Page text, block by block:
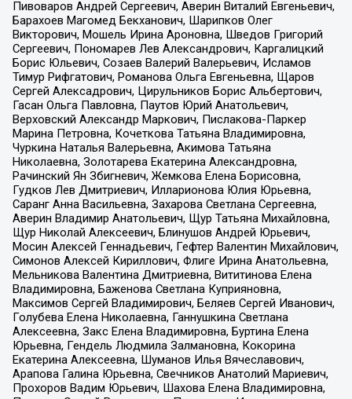
Пивоваров Андрей Сергеевич, Аверин Виталий Евгеньевич,
Барахоев Магомед Бекханович, Шарипков Олег
Викторович, Мошель Ирина Ароновна, Шведов Григорий
Сергеевич, Пономарев Лев Александрович, Каргалицкий
Борис Юльевич, Созаев Валерий Валерьевич, Исламов
Тимур Рифгатович, Романова Ольга Евгеньевна, Щаров
Сергей Алексадрович, Цирульников Борис Альбертович,
Гасан Ольга Павловна, Паутов Юрий Анатольевич,
Верховский Александр Маркович, Пислакова-Паркер
Марина Петровна, Кочеткова Татьяна Владимировна,
Чуркина Наталья Валерьевна, Акимова Татьяна
Николаевна, Золотарева Екатерина Александровна,
Рачинский Ян Збигневич, Жемкова Елена Борисовна,
Гудков Лев Дмитриевич, Илларионова Юлия Юрьевна,
Саранг Анна Васильевна, Захарова Светлана Сергеевна,
Аверин Владимир Анатольевич, Щур Татьяна Михайловна,
Щур Николай Алексеевич, Блинушов Андрей Юрьевич,
Мосин Алексей Геннадьевич, Гефтер Валентин Михайлович,
Симонов Алексей Кириллович, Флиге Ирина Анатольевна,
Мельникова Валентина Дмитриевна, Вититинова Елена
Владимировна, Баженова Светлана Куприяновна,
Максимов Сергей Владимирович, Беляев Сергей Иванович,
Голубева Елена Николаевна, Ганнушкина Светлана
Алексеевна, Закс Елена Владимировна, Буртина Елена
Юрьевна, Гендель Людмила Залмановна, Кокорина
Екатерина Алексеевна, Шуманов Илья Вячеславович,
Арапова Галина Юрьевна, Свечников Анатолий Мариевич,
Прохоров Вадим Юрьевич, Шахова Елена Владимировна,